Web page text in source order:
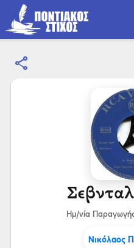
share
Ημ/νία
Νικόλαος